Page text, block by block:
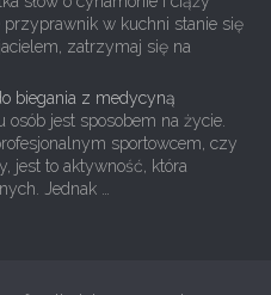
w kuchni stanie się
zatrzymaj się na
biegania z medycyną
osób jest sposobem na życie.
sportowcem, czy
jest to aktywność, która
Jednak …